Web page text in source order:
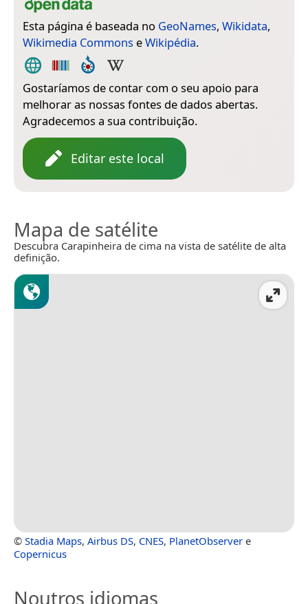
Esta página é baseada no GeoNames, Wikidata,
Wikimedia Commons eWikipédia.
Gostaríamos de contar com o seu apoio para
melhorar as nossas fontes de dados abertas.
Agradecemos a sua contribuição.
Editar este local
Mapa de satélite
Descubra Carapinheira de cima na vista de satélite de alta
definição.
© Stadia Maps, Airbus DS, CNES, PlanetObserver e
Copernicus
Noutros idiomas